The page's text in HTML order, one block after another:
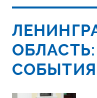
СОБЫТИЯ